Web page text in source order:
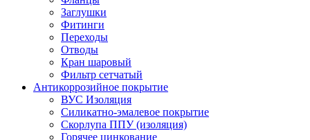
Заглушки
Фитинги
Переходы
Отводы
Кран шаровый
Фильтр сетчатый
Антикоррозийное покрытие
ВУС Изоляция
Силикатно-эмалевое покрытие
Скорлупа ППУ (изоляция)
Горячее цинкование